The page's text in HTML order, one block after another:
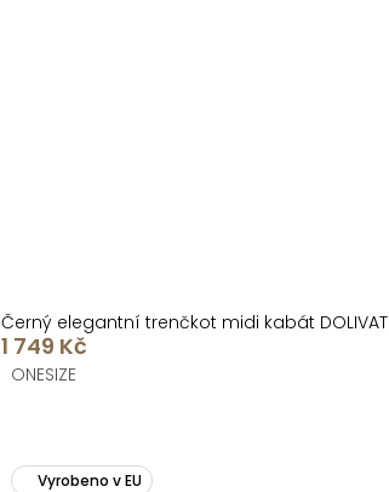
Černý elegantní trenčkot midi kabát DOLIVAT
1 749 Kč
ONESIZE
Vyrobeno v EU